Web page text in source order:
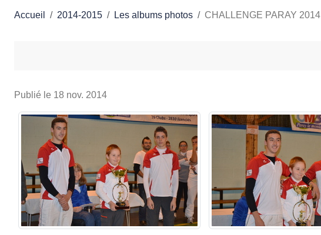
Accueil 2014-2015 Les albums photos CHALLENGE PARAY 2014
Publié le 18 nov. 2014